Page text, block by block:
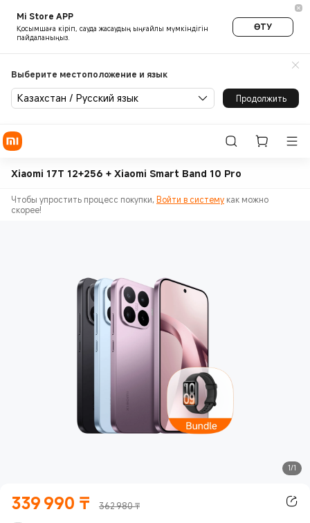
Mi Store APP
Қосымшаға кіріп, сауда жасаудың ыңғайлы мүмкіндігін
пайдаланыңыз.
ӨТУ
Выберите местоположение и язык
Казахстан / Русский язык Продолжить
Xiaomi 17T 12+256 + Xiaomi Smart Band 10 Pro
Чтобы упростить процесс покупки, Войти в систему как можно
скорее!
1/1
339 990 ₸ Current Price ₸339990
362 980 ₸